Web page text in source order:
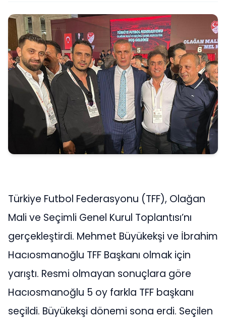
Türkiye Futbol Federasyonu (TFF), Olağan
Mali ve Seçimli Genel Kurul Toplantısı’nı
gerçekleştirdi. Mehmet Büyükekşi ve İbrahim
Hacıosmanoğlu TFF Başkanı olmak için
yarıştı. Resmi olmayan sonuçlara göre
Hacıosmanoğlu 5 oy farkla TFF başkanı
seçildi. Büyükekşi dönemi sona erdi. Seçilen